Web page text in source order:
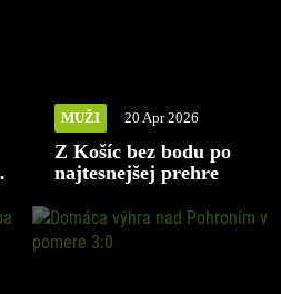
MUŽI 20 Apr 2026
Z Košíc bez bodu po
najtesnejšej prehre